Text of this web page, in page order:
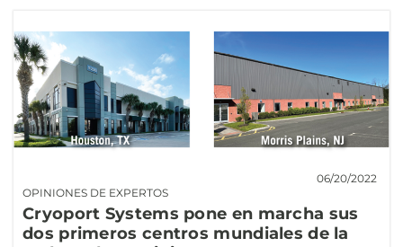
OPINIONES DE EXPERTOS
06/20/2022
Cryoport Systems pone en marcha sus
dos primeros centros mundiales de la